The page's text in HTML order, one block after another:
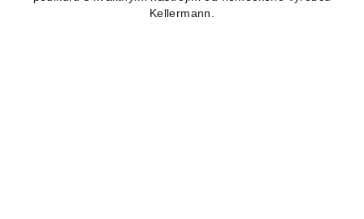
hviezdičiek.
Kellermann.